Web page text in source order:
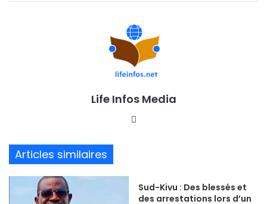
Life Infos Media
Articles similaires
Sud-Kivu : Des blessés et
des arrestations lors d’un